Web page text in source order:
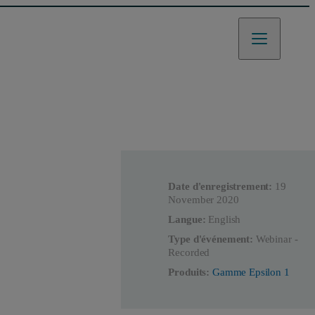
Date d'enregistrement: 19
November 2020
Langue: English
Type d'événement: Webinar -
Recorded
Produits: Gamme Epsilon 1